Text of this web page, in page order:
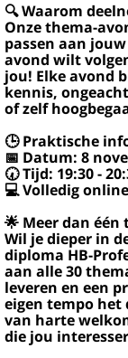
🔍 Waarom
Onze thema-
passen aan
avond wilt
jou! Elke avond
kennis,
of zelf
🕒 Praktische
📅 Datum: 8
🕢 Tijd: 19:30 -
💻 Volledig
🌟 Meer dan
Wil je dieper in
diploma HB-
aan alle 30
leveren en een
eigen tempo het
van harte
die jou